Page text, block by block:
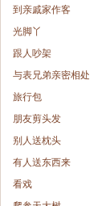
到亲戚家作客
光脚丫
跟人吵架
与表兄弟亲密相处
旅行包
朋友剪头发
别人送枕头
有人送东西来
看戏